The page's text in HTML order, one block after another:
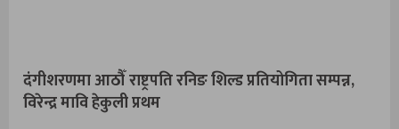
दंगीशरणमा आठौँ राष्ट्रपति रनिङ शिल्ड प्रतियोगिता सम्पन्न,
विरेन्द्र मावि हेकुली प्रथम